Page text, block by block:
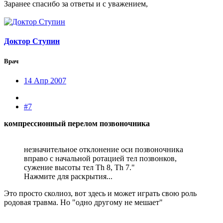
Заранее спасибо за ответы и с уважением,
Доктор Ступин
Врач
14 Апр 2007
#7
компрессионный перелом позвоночника
незначительное отклонение оси позвоночника
вправо с начальной ротацией тел позвонков,
сужение высоты тел Th 8, Th 7."
Нажмите для раскрытия...
Это просто сколиоз, вот здесь и может играть свою роль
родовая травма. Но "одно другому не мешает"